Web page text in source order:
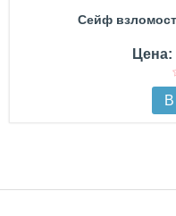
Сейф
Цена: